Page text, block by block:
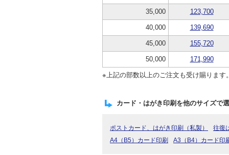
35,000 123,700
40,000 139,690
45,000 155,720
50,000 171,990
※上記の部数以上のご注文も受け賜ります
カード・はがき印刷を他のサイズで
ポストカード、はがき印刷（私製）
往復
A4（B5）カード印刷
A3（B4）カード印